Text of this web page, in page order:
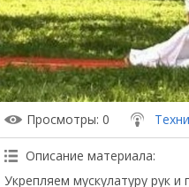
Просмотры: 0
Описание материала:
Укрепляем мускулатуру рук и